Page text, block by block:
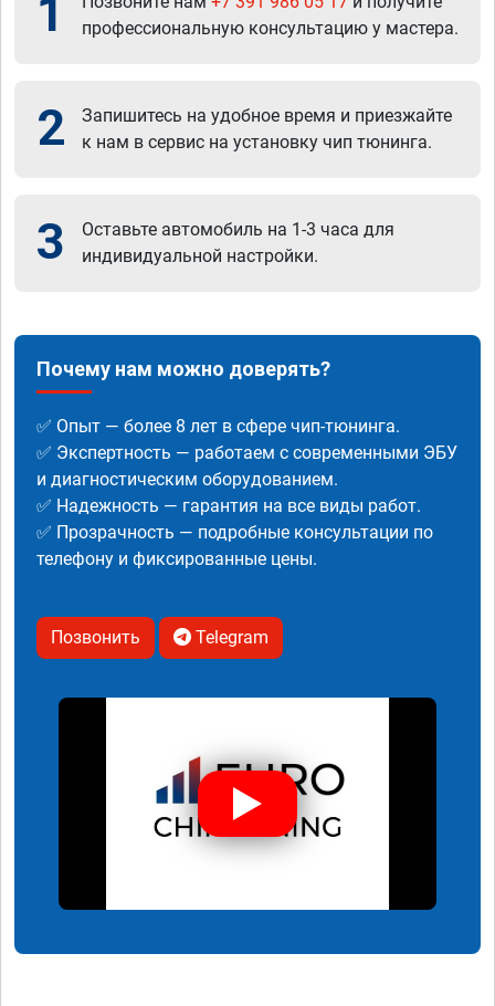
1
профессиональную консультацию у мастера.
2
Запишитесь на удобное время и приезжайте
к нам в сервис на установку чип тюнинга.
3
Оставьте автомобиль на 1-3 часа для
индивидуальной настройки.
Почему нам можно доверять?
✅ Опыт — более 8 лет в сфере чип-тюнинга.
✅ Экспертность — работаем с современными ЭБУ
и диагностическим оборудованием.
✅ Надежность — гарантия на все виды работ.
✅ Прозрачность — подробные консультации по
телефону и фиксированные цены.
Позвонить Telegram